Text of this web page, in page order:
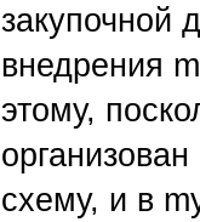
закупочной
внедрения
этому,
схему, и в